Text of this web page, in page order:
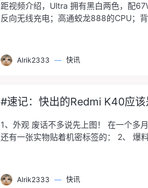
距视频介绍，Ultra 拥有黑白两色，配
反向无线充电；高通蛟龙888的CPU；
Alrik2333 — 快讯
#速记：快出的Redmi K40应
1、外观 废话不多说先上图！ 在一个多
还有一张实物贴着机密标签的： 2、 爆
Alrik2333 — 快讯